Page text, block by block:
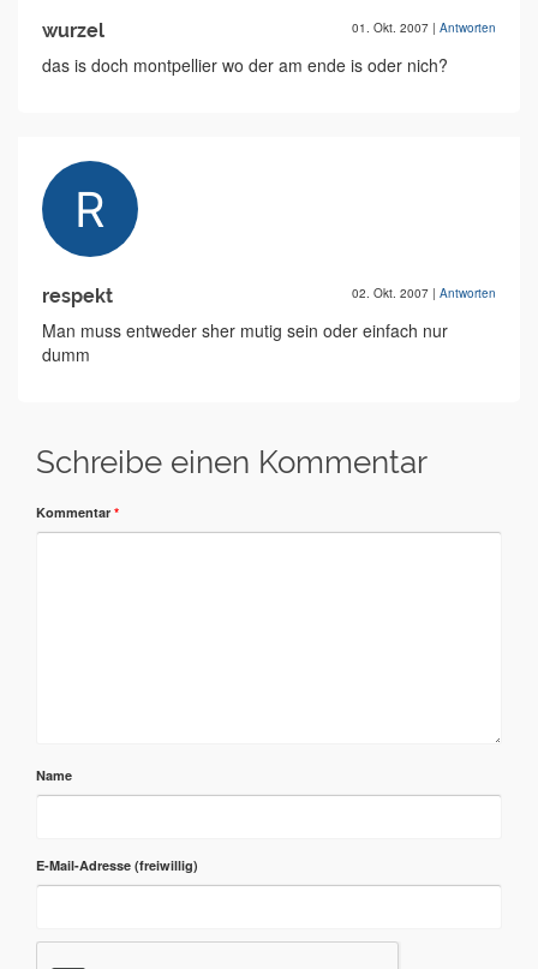
wurzel 01. Okt. 2007 | Antworten
das is doch montpellier wo der am ende is oder nich?
respekt 02. Okt. 2007 | Antworten
Man muss entweder sher mutig sein oder einfach nur
dumm
Schreibe einen Kommentar
Kommentar *
Name
E-Mail-Adresse